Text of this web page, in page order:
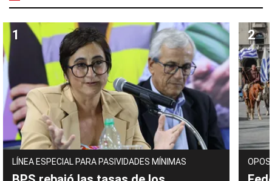
LÍNEA ESPECIAL PARA PASIVIDADES MÍNIMAS